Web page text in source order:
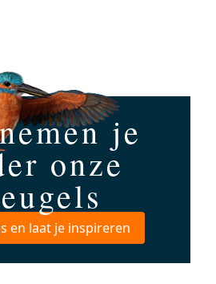
je
onze
en laat je inspireren